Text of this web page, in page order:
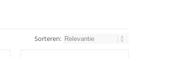
Sorteren: